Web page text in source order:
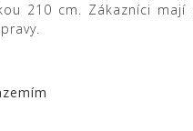
210 cm. Zákazníci mají